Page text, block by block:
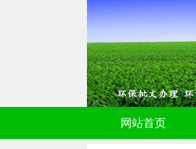
网站首页